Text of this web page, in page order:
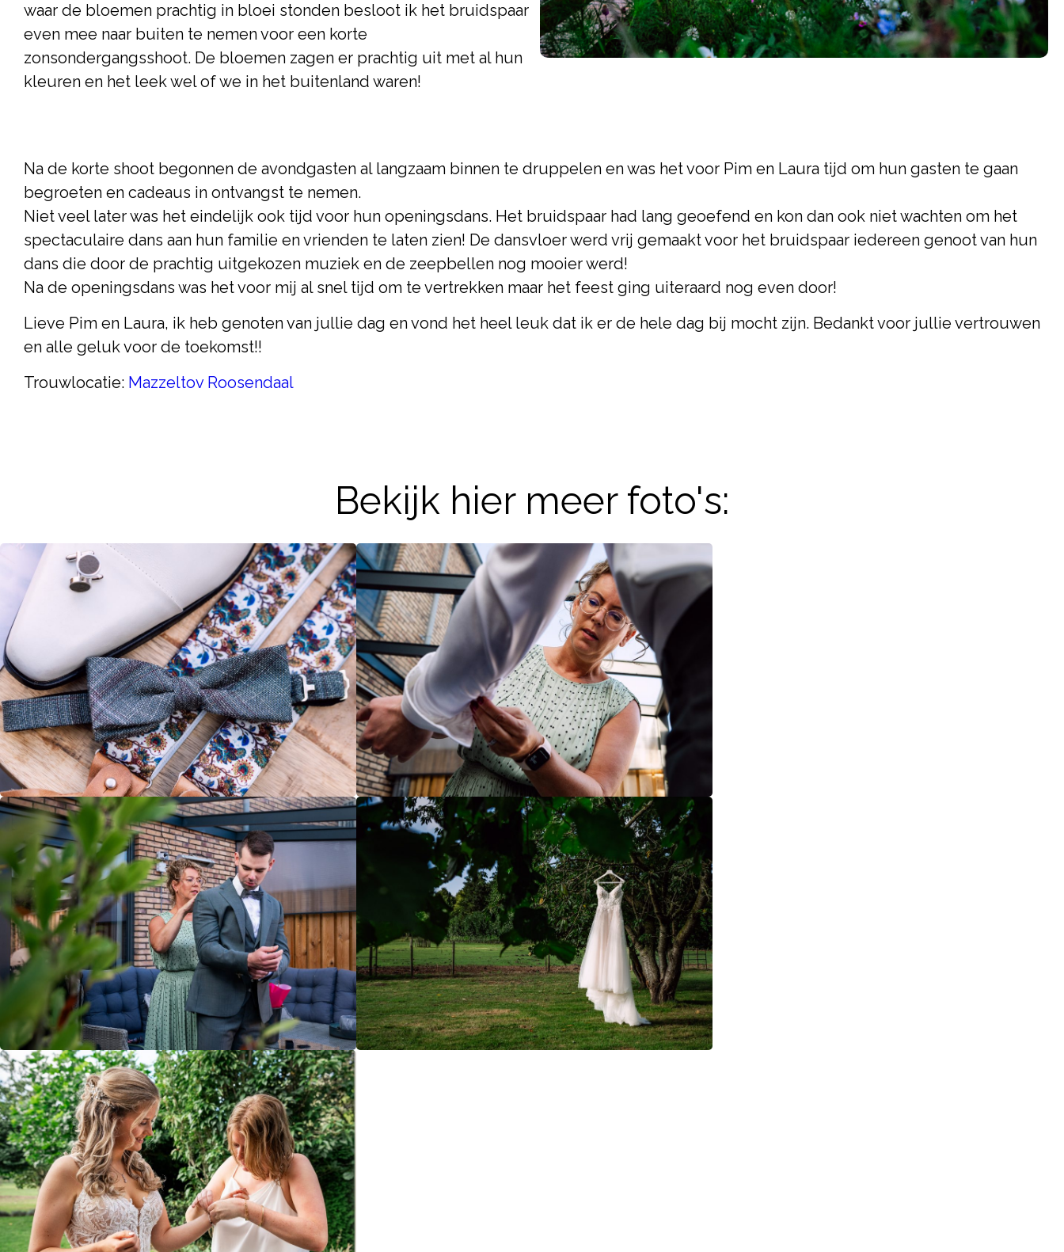
waar de bloemen prachtig in bloei stonden besloot ik het bruidspaar
even mee naar buiten te nemen voor een korte
zonsondergangsshoot. De bloemen zagen er prachtig uit met al hun
kleuren en het leek wel of we in het buitenland waren!
Na de korte shoot begonnen de avondgasten al langzaam binnen te druppelen en was het voor Pim en Laura tijd om hun gasten te gaan
begroeten en cadeaus in ontvangst te nemen.
Niet veel later was het eindelijk ook tijd voor hun openingsdans. Het bruidspaar had lang geoefend en kon dan ook niet wachten om het
spectaculaire dans aan hun familie en vrienden te laten zien! De dansvloer werd vrij gemaakt voor het bruidspaar iedereen genoot van hun
dans die door de prachtig uitgekozen muziek en de zeepbellen nog mooier werd!
Na de openingsdans was het voor mij al snel tijd om te vertrekken maar het feest ging uiteraard nog even door!
Lieve Pim en Laura, ik heb genoten van jullie dag en vond het heel leuk dat ik er de hele dag bij mocht zijn. Bedankt voor jullie vertrouwen
en alle geluk voor de toekomst!!
Trouwlocatie: Mazzeltov Roosendaal
Bekijk hier meer foto's: